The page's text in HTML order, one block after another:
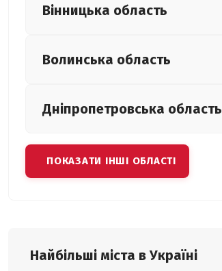
Вінницька область
Волинська область
Дніпропетровська область
ПОКАЗАТИ ІНШІ ОБЛАСТІ
Найбільші міста в Україні